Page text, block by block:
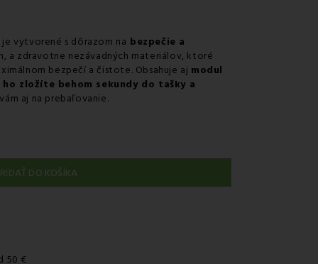
je vytvorené s dôrazom na bezpečie a
a zdravotne nezávadných materiálov, ktoré
bezpečí a čistote. Obsahuje aj modul
ho zložíte behom sekundy do tašky a
aj na prebaľovanie.
DO KOŠÍKA
50 €